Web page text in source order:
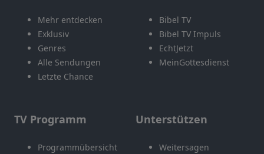
Mehr entdecken
Exklusiv
Genres
Alle Sendungen
Letzte Chance
Bibel TV
Bibel TV Impuls
EchtJetzt
MeinGottesdienst
TV Programm
Programmübersicht
Unterstützen
Weitersagen